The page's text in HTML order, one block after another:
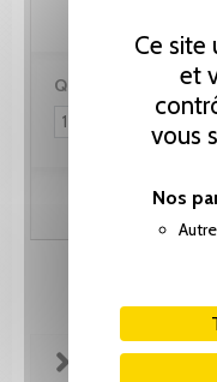
Ce site
et
vous
Nos
Autre
Quantité :
FICHE